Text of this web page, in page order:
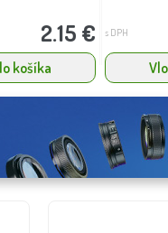
2.15 €
košíka
s DPH